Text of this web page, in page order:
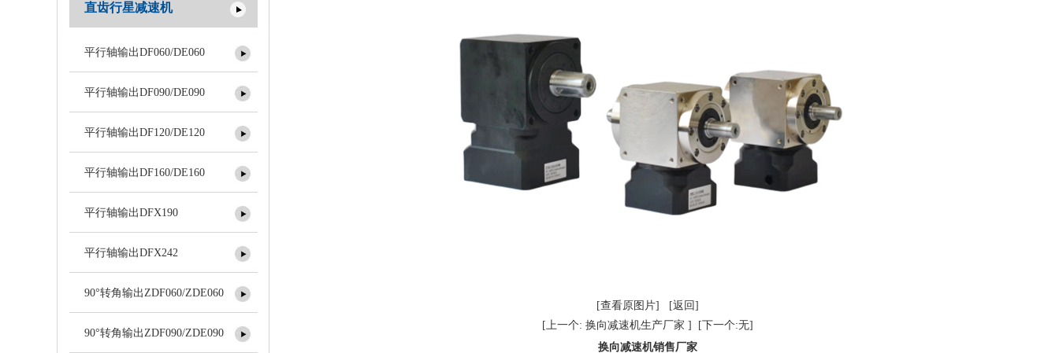
直齿行星减速机
平行轴输出DF060/DE060
平行轴输出DF090/DE090
平行轴输出DF120/DE120
平行轴输出DF160/DE160
平行轴输出DFX190
平行轴输出DFX242
90°转角输出ZDF060/ZDE060
90°转角输出ZDF090/ZDE090
[查看原图片]
[返回]
[上一个: 换向减速机生产厂家 ]
[下一个:无]
换向减速机销售厂家